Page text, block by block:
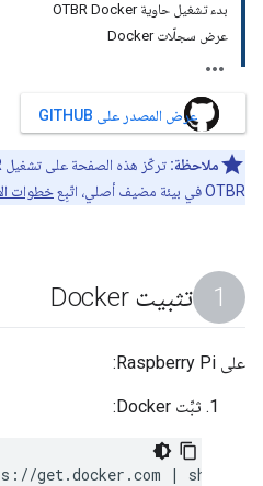
بدء تشغيل حاوية OTBR Docker
عرض سجلّات Docker
عرض المصدر على GITHUB
ملاحظة:
OTBR في بيئة مضيف أصلي، اتّبِع
خطوات
تثبيت Docker
على Raspberry Pi:
ثبِّت Docker:
get.docker.com | sh